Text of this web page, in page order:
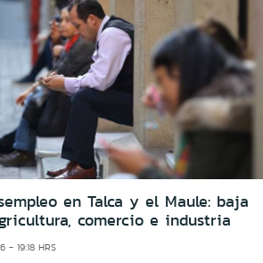
en Talca y el Maule: baja
comercio e industria
19:18 HRS